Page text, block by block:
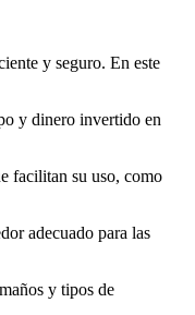
y dinero invertido en
facilitan su uso, como
adecuado para las
y tipos de